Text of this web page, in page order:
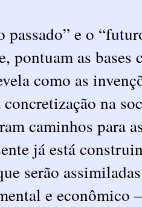
passado” e o
pontuam as
como as
concretização na
caminhos para
já está
serão
e econômico